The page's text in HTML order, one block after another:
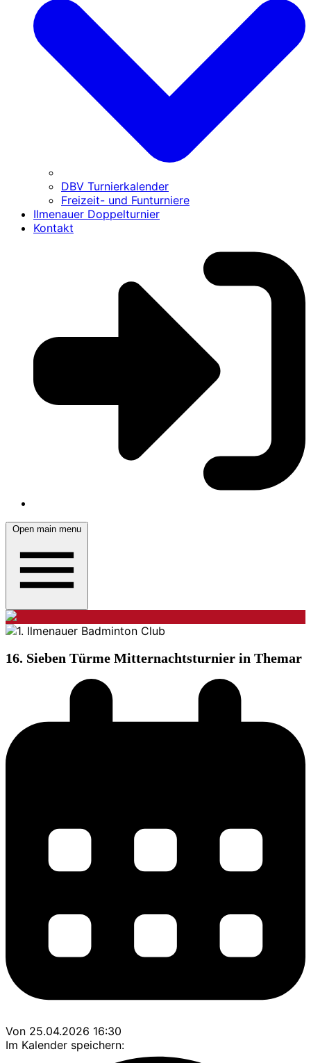
DBV Turnierkalender
Freizeit- und Funturniere
Ilmenauer Doppelturnier
Kontakt
Open main menu
16. Sieben Türme Mitternachtsturnier in Themar
Von 25.04.2026 16:30
Im Kalender speichern: